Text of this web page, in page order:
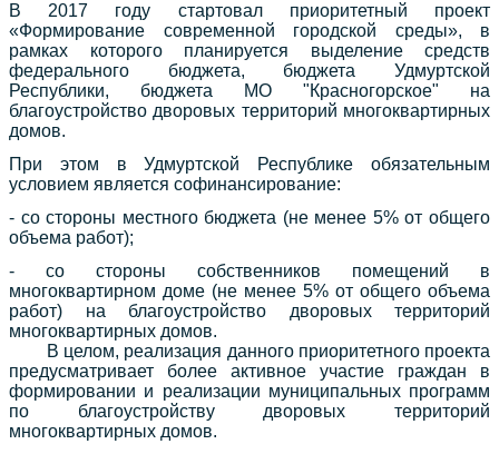
В 2017 году стартовал приоритетный проект
«Формирование современной городской среды», в
рамках которого планируется выделение средств
федерального бюджета, бюджета Удмуртской
Республики, бюджета МО "Красногорское" на
благоустройство дворовых территорий многоквартирных
домов.
При этом в Удмуртской Республике обязательным
условием является софинансирование:
- со стороны местного бюджета (не менее 5% от общего
объема работ);
- со стороны собственников помещений в
многоквартирном доме (не менее 5% от общего объема
работ) на благоустройство дворовых территорий
многоквартирных домов.
В целом, реализация данного приоритетного проекта
предусматривает более активное участие граждан в
формировании и реализации муниципальных программ
по благоустройству дворовых территорий
многоквартирных домов.